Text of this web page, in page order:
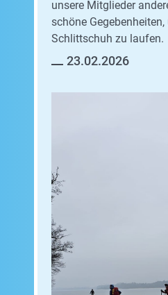
unsere Mitglieder
schöne
Schlittschuh zu laufen.
23.02.2026